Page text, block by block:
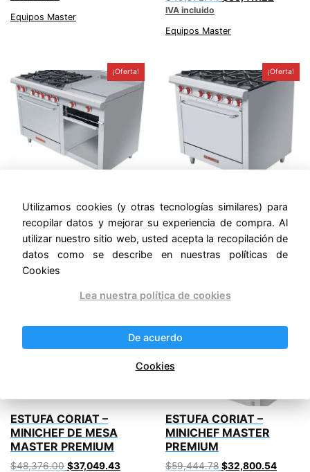
$42,487.05.
Equipos Master
$46,972.44.
IVA incluido
Equipos Master
¡Oferta!
PREMIUM
66,922.63 Original
price
was:
$41,588.95Current
price
is:
IVA incluido
¡Oferta!
51,102.47
price
was:
$51,102.47.
30,884.08
price
is:
IVA incluido
Entrega Inmediata
,Equipos
ESTUFA CORIAT –
MINICHEF DE MESA
MASTER PREMIUM
$48,376.00 Original
$37,049.43Current
ESTUFA CORIAT –
MINICHEF MASTER
PREMIUM
$59,444.78 Original
$32,800.54
Utilizamos cookies (y otras tecnologías similares) para
recopilar datos y mejorar su experiencia de compra. Al
utilizar nuestro sitio web, usted acepta la recopilación de
datos como se describe en nuestras políticas de
Cookies
Lea nuestra política de cookies
De acuerdo
Cookies